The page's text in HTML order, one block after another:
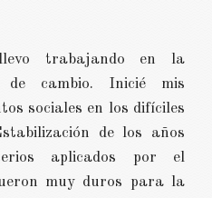
trabajando en la
de cambio. Inicié mis
sociales en los difíciles
de los años
aplicados por el
muy duros para la